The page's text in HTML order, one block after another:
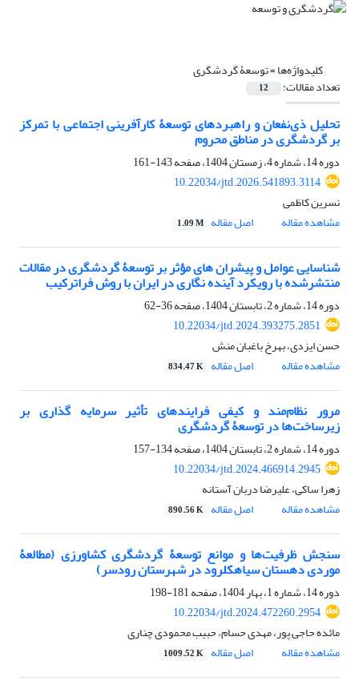
کلیدواژه‌ها =توسعۀ گردشگری
تعداد مقالات: 12
تحلیل ذی‌نفعان و راهبردهای توسعۀ کارآفرینی اجتماعی با تمرکز
بر گردشگری در مناطق محروم
دوره 14، شماره 4، زمستان 1404، صفحه
143-161
10.22034/jtd.2026.541893.3114
نسرین کاظمی
مشاهده مقاله
اصل مقاله 1.09 M
شناسایی عوامل و پیشران‏ های مؤثر بر توسعۀ گردشگری در مقالات
منتشرشده با رویکرد آینده‏ نگاری در ایران با روش فراترکیب
دوره 14، شماره 2، تابستان 1404، صفحه
36-62
10.22034/jtd.2024.393275.2851
حسن ایزدی، بهرخ باغبان منش
مشاهده مقاله
اصل مقاله 834.47 K
مرور نظام‌مند و کیفی فرایند‌های تأثیر سرمایه گذاری بر
زیرساخت‌ها در توسعۀ گردشگری
دوره 14، شماره 2، تابستان 1404، صفحه
134-157
10.22034/jtd.2024.466914.2945
زهرا ساکی، علیرضا دربان آستانه
مشاهده مقاله
اصل مقاله 890.56 K
سنجش ظرفیت‌ها و موانع توسعۀ گردشگری کشاورزی (مطالعۀ
موردی دهستان سیاهکلرود در شهرستان رودسر)
دوره 14، شماره 1، بهار 1404، صفحه
181-198
10.22034/jtd.2024.472260.2954
مائده حاجی پور، مهدی حسام، حبیب محمودی چناری
مشاهده مقاله
اصل مقاله 1009.52 K